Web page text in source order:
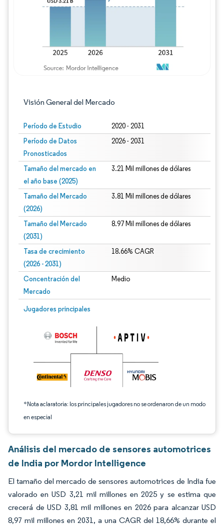
Visión General del Mercado
Período de Estudio 2020 - 2031
Período de Datos
Pronosticados
2026 - 2031
Tamaño del mercado en
el año base (2025)
3.21 Mil millones de dólares
Tamaño del Mercado
(2026)
3.81 Mil millones de dólares
Tamaño del Mercado
(2031)
8.97 Mil millones de dólares
Tasa de crecimiento
(2026 - 2031)
18.66% CAGR
Concentración del
Mercado
Medio
Jugadores principales
*Nota aclaratoria: los principales jugadores no se ordenaron de un modo
en especial
Imagen © Mordor Intelligence. El uso requiere atribución según CC BY 4.0.
Análisis del mercado de sensores automotrices
de India por Mordor Intelligence
El tamaño del mercado de sensores automotrices de India fue
valorado en USD 3,21 mil millones en 2025 y se estima que
crecerá de USD 3,81 mil millones en 2026 para alcanzar USD
8,97 mil millones en 2031, a una CAGR del 18,66% durante el